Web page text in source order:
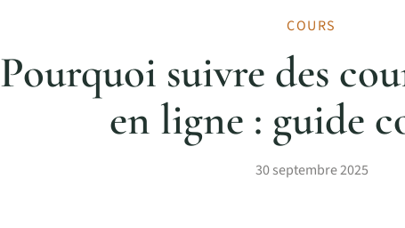
COURS
Pourquoi suivre des
en ligne : guide
30 septembre 2025